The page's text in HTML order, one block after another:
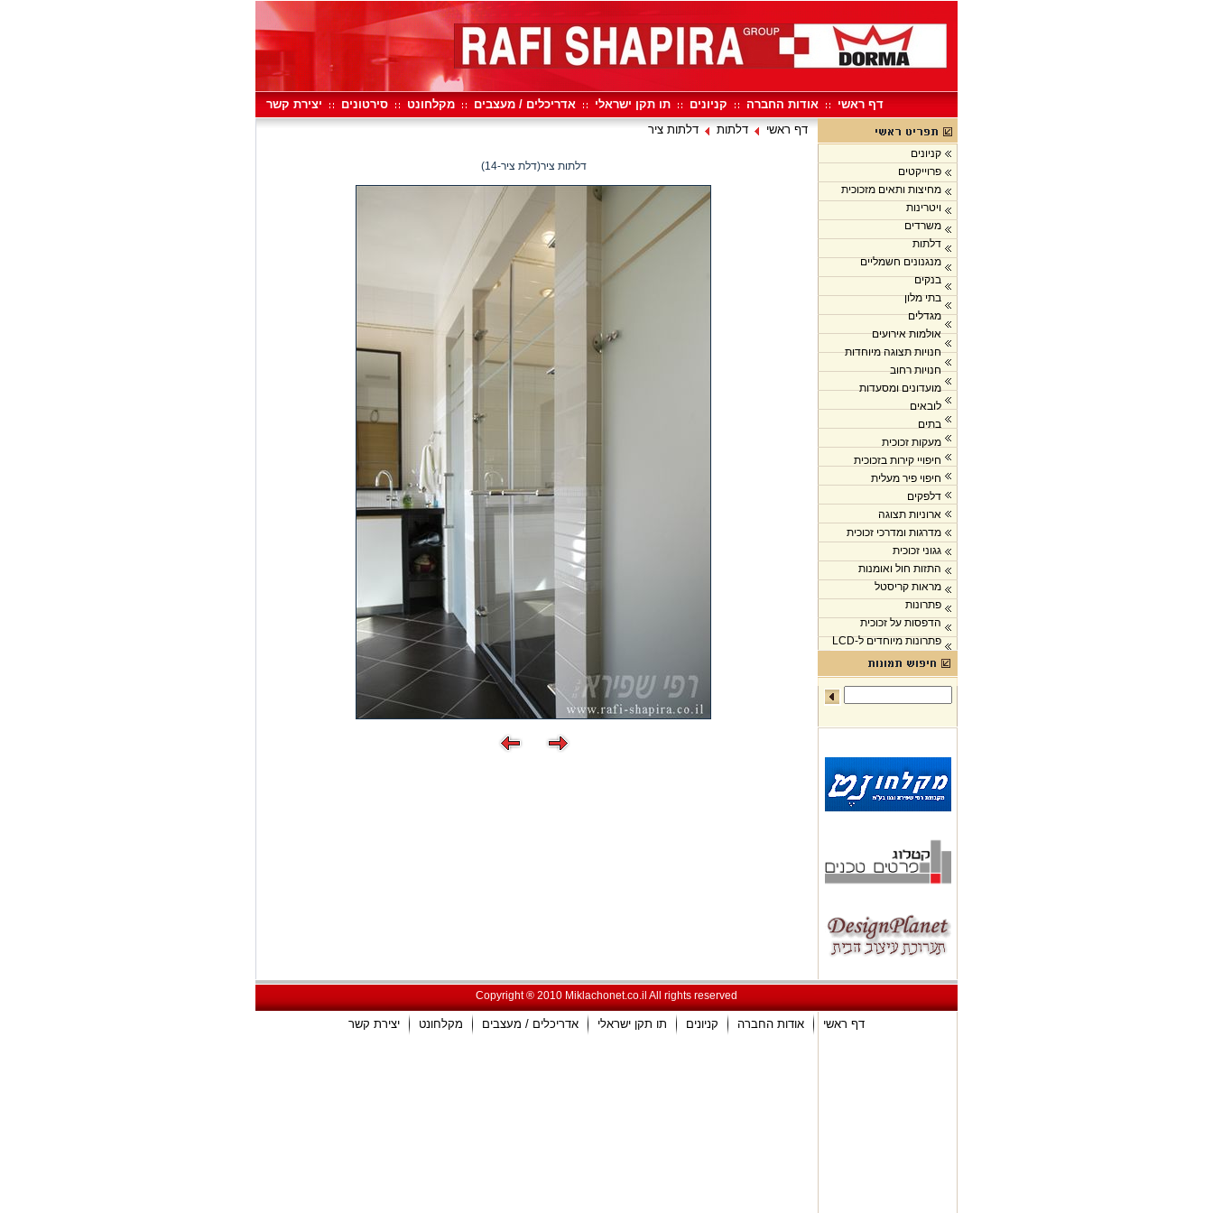
דף ראשי אודות החברה קניונים תו תקן ישראלי אדריכלים / מעצבים מקלחונט סירטונים יצירת קשר
קניונים
פרוייקטים
מחיצות ותאים מזכוכית
ויטרינות
משרדים
דלתות
מנגנונים חשמליים
בנקים
בתי מלון
מגדלים
אולמות אירועים
חנויות תצוגה מיוחדות
חנויות רחוב
מועדונים ומסעדות
לובאים
בתים
מעקות זכוכית
חיפויי קירות בזכוכית
חיפוי פיר מעלית
דלפקים
ארוניות תצוגה
מדרגות ומדרכי זכוכית
גגוני זכוכית
התזות חול ואומנות
מראות קריסטל
פתרונות
הדפסות על זכוכית
פתרונות מיוחדים ל-LCD
דף ראשי דלתות דלתות ציר
דלתות ציר(דלת ציר-14)
Copyright ® 2010 Miklachonet.co.il All rights reserved
דף ראשי אודות החברה קניונים תו תקן ישראלי אדריכלים / מעצבים מקלחונט יצירת קשר